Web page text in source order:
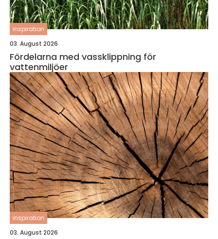
inspiration
03. August 2026
Fördelarna med vassklippning för
vattenmiljöer
inspiration
03. August 2026